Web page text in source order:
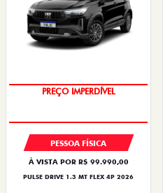
OPORTUNIDADE
PESSOA FÍSICA
À VISTA POR R$ 99.990,00
PULSE DRIVE 1.3 MT FLEX 4P 2026